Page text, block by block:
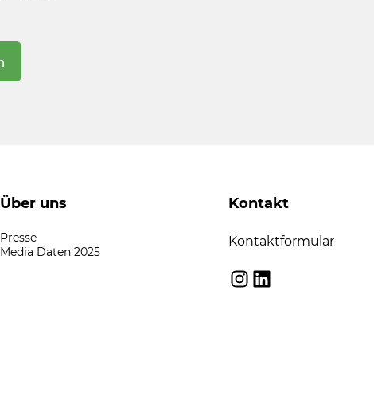
Über uns
Presse
Media Daten 2025
Kontakt
Kontaktformular
Instagram
LinkedIn